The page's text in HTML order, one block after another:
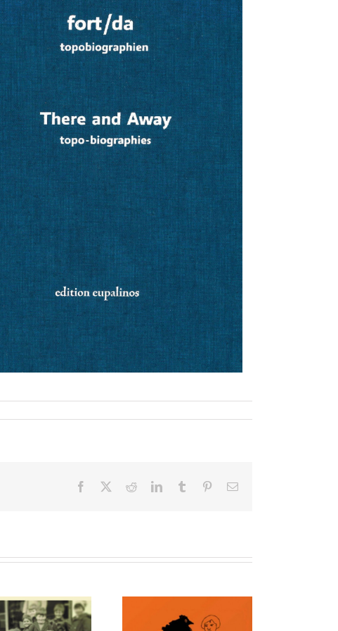
Facebook RedditLinkedInTumblr Pinterest
E-